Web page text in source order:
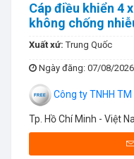
Cáp điều khiển 4
không chống
Xuất xứ:Trung Quốc
Ngày đăng: 07/08/
Công ty TNHH
Tp. Hồ Chí Minh - Việt